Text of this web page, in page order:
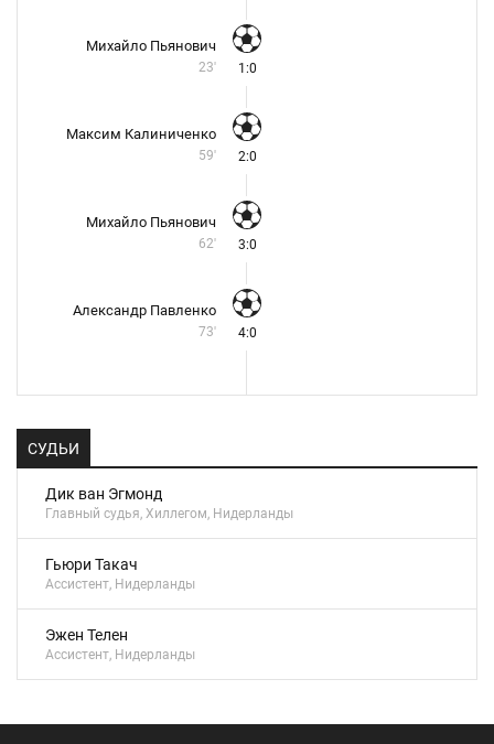
Михайло Пьянович
23' 1:0
Максим Калиниченко
59' 2:0
Михайло Пьянович
62' 3:0
Александр Павленко
73' 4:0
СУДЬИ
Дик ван Эгмонд
Главный судья, Хиллегом, Нидерланды
Гьюри Такач
Ассистент, Нидерланды
Эжен Телен
Ассистент, Нидерланды